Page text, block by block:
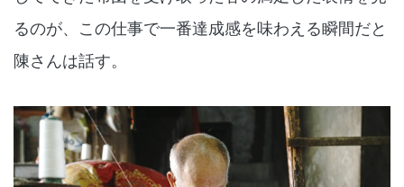
るのが、この仕事で一番達成感を味わえる瞬間だと
陳さんは話す。